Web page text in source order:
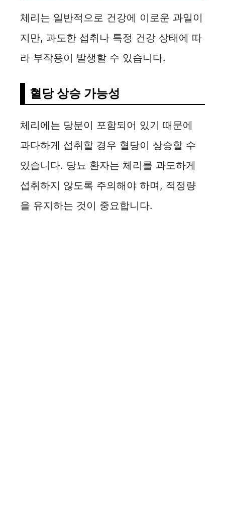
체리는 일반적으로 건강에 이로운 과일이
지만, 과도한 섭취나 특정 건강 상태에 따
라 부작용이 발생할 수 있습니다.
혈당 상승 가능성
체리에는 당분이 포함되어 있기 때문에
과다하게 섭취할 경우 혈당이 상승할 수
있습니다. 당뇨 환자는 체리를 과도하게
섭취하지 않도록 주의해야 하며, 적정량
을 유지하는 것이 중요합니다.